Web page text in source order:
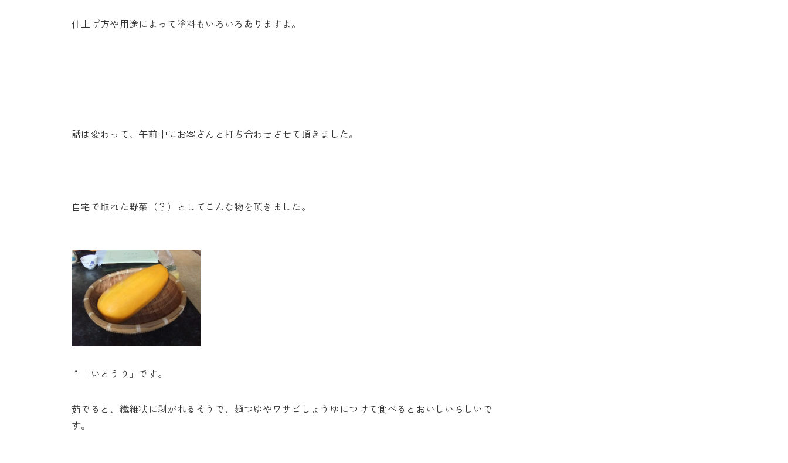
仕上げ方や用途によって塗料もいろいろありますよ。
話は変わって、午前中にお客さんと打ち合わせさせて頂きました。
自宅で取れた野菜（？）としてこんな物を頂きました。
↑「いとうり」です。
茹でると、繊維状に剥がれるそうで、麺つゆやワサビしょうゆにつけて食べるとおいしいらしいで
す。